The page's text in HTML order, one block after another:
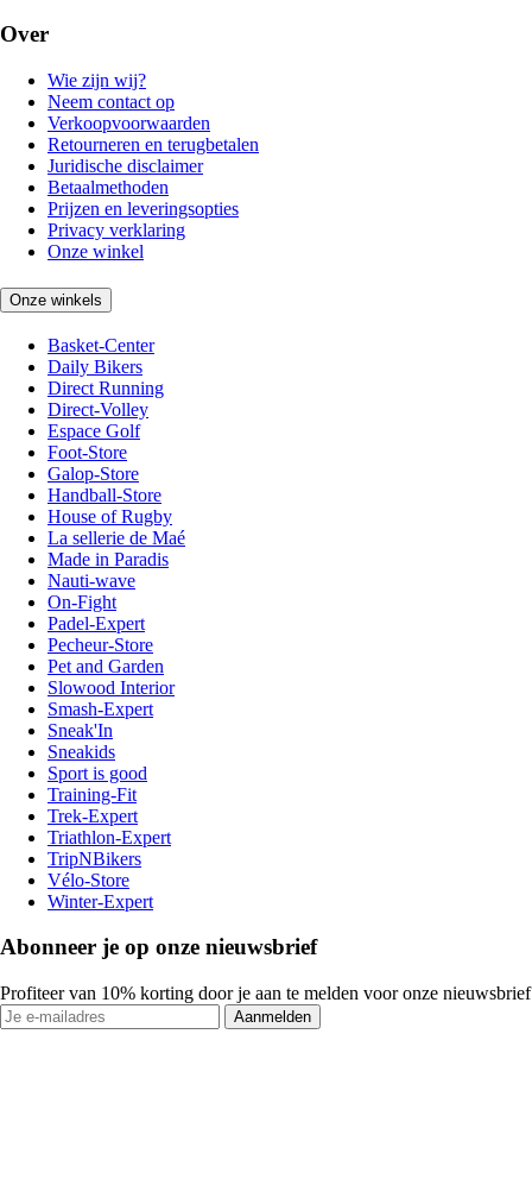
Over
Wie zijn wij?
Neem contact op
Verkoopvoorwaarden
Retourneren en terugbetalen
Juridische disclaimer
Betaalmethoden
Prijzen en leveringsopties
Privacy verklaring
Onze winkel
Onze winkels
Basket-Center
Daily Bikers
Direct Running
Direct-Volley
Espace Golf
Foot-Store
Galop-Store
Handball-Store
House of Rugby
La sellerie de Maé
Made in Paradis
Nauti-wave
On-Fight
Padel-Expert
Pecheur-Store
Pet and Garden
Slowood Interior
Smash-Expert
Sneak'In
Sneakids
Sport is good
Training-Fit
Trek-Expert
Triathlon-Expert
TripNBikers
Vélo-Store
Winter-Expert
Abonneer je op onze nieuwsbrief
Profiteer van 10% korting door je aan te melden voor onze nieuwsbrief
Aanmelden